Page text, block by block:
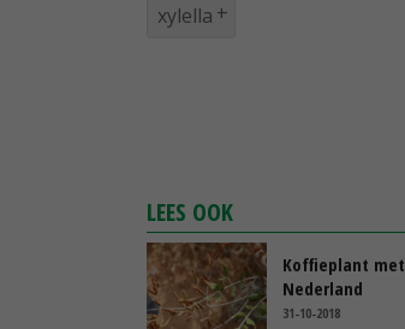
xylella
LEES OOK
Koffieplant met
Nederland
31-10-2018